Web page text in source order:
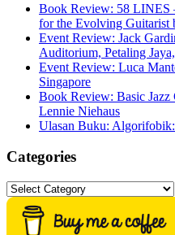
Book Review: 58 LINES
for the Evolving Guitarist
Event Review: Jack
Auditorium, Petaling
Event Review: Luca
Singapore
Book Review: Basic Jazz
Lennie Niehaus
Ulasan Buku:
Categories
Categories